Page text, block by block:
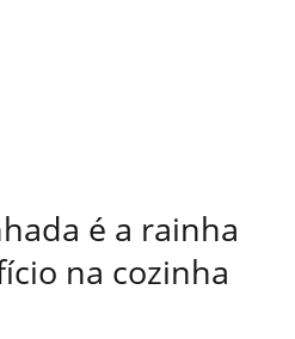
é a rainha
na cozinha